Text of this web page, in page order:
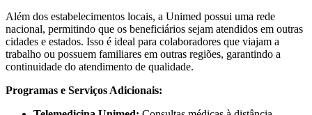
Além dos estabelecimentos locais, a Unimed possui uma rede
nacional, permitindo que os beneficiários sejam atendidos em outras
cidades e estados. Isso é ideal para colaboradores que viajam a
trabalho ou possuem familiares em outras regiões, garantindo a
continuidade do atendimento de qualidade.
Programas e Serviços Adicionais: